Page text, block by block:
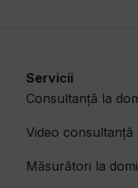
Servicii
Consultanță la
Video consultanță
Măsurători la